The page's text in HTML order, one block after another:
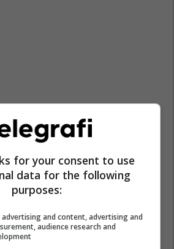
Ekspozitat
for your consent to use
data for the following
purposes:
advertising and content, advertising and
audience research and